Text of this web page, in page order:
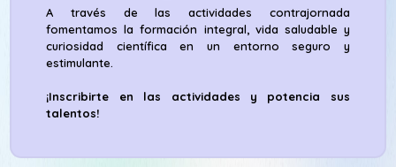
A través de las actividades contrajornada
fomentamos la formación integral, vida saludable y
curiosidad científica en un entorno seguro y
estimulante.
¡Inscribirte en las actividades y potencia sus
talentos!